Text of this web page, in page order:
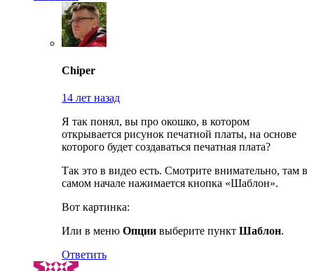
Chiper
14 лет назад
Я так понял, вы про окошко, в котором
открывается рисунок печатной платы, на основе
которого будет создаваться печатная плата?
Так это в видео есть. Смотрите внимательно, там в
самом начале нажимается кнопка «Шаблон».
Вот картинка:
Или в меню Опции выберите пункт Шаблон.
Ответить